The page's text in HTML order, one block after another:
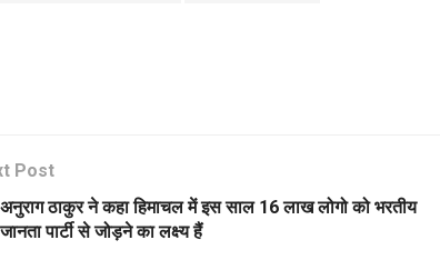
Post
अनुराग ठाकुर ने कहा हिमाचल में इस साल 16 लाख लोगो को भरतीय
जानता पार्टी से जोड़ने का लक्ष्य हैं